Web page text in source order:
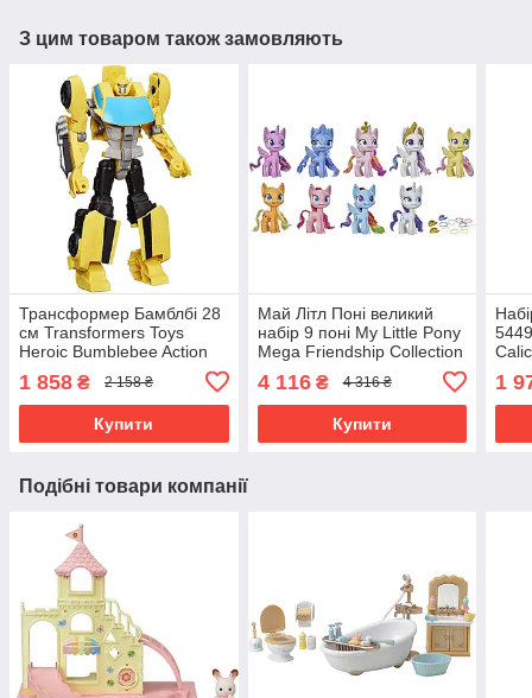
З цим товаром також замовляють
Трансформер Бамблбі 28
см Transformers Toys
Heroic Bumblebee Action
1 858 ₴ 2 158 ₴
Купити
Май Літл Поні великий
набір 9 поні My Little Pony
Mega Friendship Collection
4 116₴ 4 316 ₴
Купити
1
Подібні товари компанії